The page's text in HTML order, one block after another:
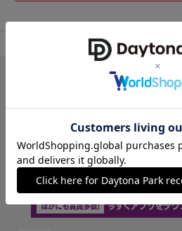
FREAK'S STORE トップス パーカ